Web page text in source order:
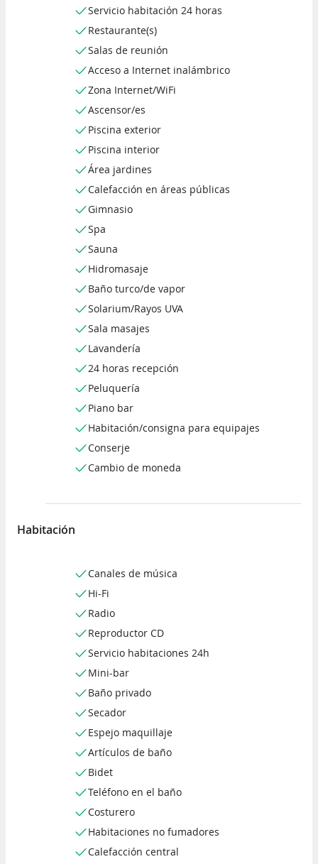
Servicio habitación 24 horas
Restaurante(s)
Salas de reunión
Acceso a Internet inalámbrico
Zona Internet/WiFi
Ascensor/es
Piscina exterior
Piscina interior
Área jardines
Calefacción en áreas públicas
Gimnasio
Spa
Sauna
Hidromasaje
Baño turco/de vapor
Solarium/Rayos UVA
Sala masajes
Lavandería
24 horas recepción
Peluquería
Piano bar
Habitación/consigna para equipajes
Conserje
Cambio de moneda
Habitación
Canales de música
Hi-Fi
Radio
Reproductor CD
Servicio habitaciones 24h
Mini-bar
Baño privado
Secador
Espejo maquillaje
Artículos de baño
Bidet
Teléfono en el baño
Costurero
Habitaciones no fumadores
Calefacción central